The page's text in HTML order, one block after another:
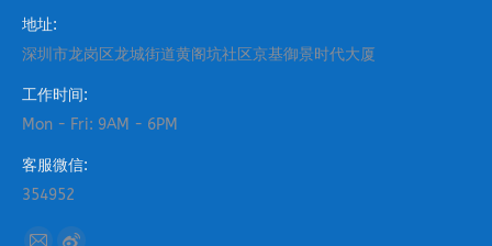
new
地址:
深圳市龙岗区龙城街道黄阁坑社区京基御景时代大厦
工作时间:
Mon - Fri: 9AM - 6PM
客服微信:
354952
找到我们：